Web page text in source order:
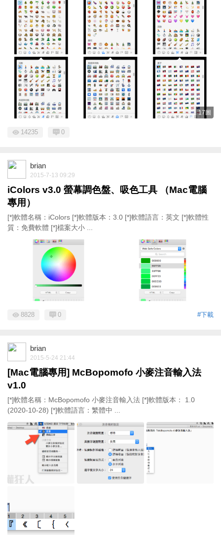
17圖
14235 0
brian
2015-7-13 09:29
iColors v3.0 螢幕調色盤、吸色工具 （Mac電腦
專用）
[*]軟體名稱：iColors [*]軟體版本：3.0 [*]軟體語言：英文 [*]軟體性
質：免費軟體 [*]檔案大小 ...
#下載
8828 0
brian
2015-5-24 21:44
[Mac電腦專用] McBopomofo 小麥注音輸入法
v1.0
[*]軟體名稱：McBopomofo 小麥注音輸入法 [*]軟體版本： 1.0
(2020-10-28) [*]軟體語言：繁體中 ...